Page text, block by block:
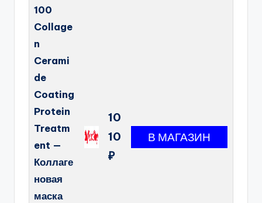
100
Collage
n
Cerami
de
Coating
Protein
Treatm
ent —
Коллаге
новая
маска
10
10
₽